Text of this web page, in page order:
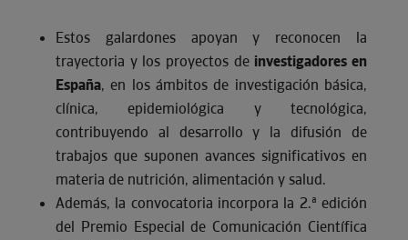
Estos galardones apoyan y reconocen la
trayectoria y los proyectos de investigadores en
España, en los ámbitos de investigación básica,
clínica, epidemiológica y tecnológica,
contribuyendo al desarrollo y la difusión de
trabajos que suponen avances significativos en
materia de nutrición, alimentación y salud.
Además, la convocatoria incorpora la 2.ª edición
del Premio Especial de Comunicación Científica